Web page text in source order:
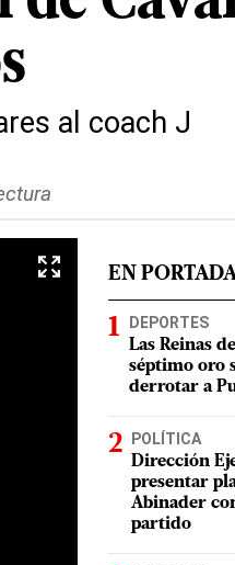
al coach J
EN
DEPORTES
Las Reinas
séptimo oro
derrotar a
POLÍTICA
Dirección
presentar
Abinader
partido